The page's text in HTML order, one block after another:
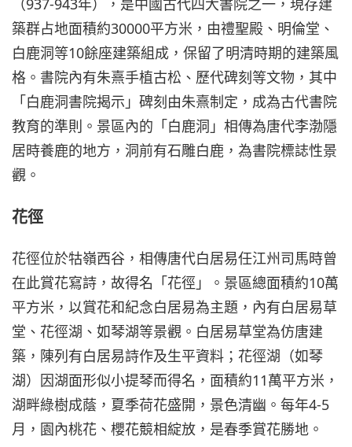
築群占地面積約30000平方米，由禮聖殿、明倫堂、
白鹿洞等10餘座建築組成，保留了明清時期的建築風
格。書院內有朱熹手植古松、歷代碑刻等文物，其中
「白鹿洞書院揭示」碑刻由朱熹制定，成為古代書院
教育的準則。景區內的「白鹿洞」相傳為唐代李渤隱
居時養鹿的地方，洞前有石雕白鹿，為書院標誌性景
觀。
花徑
花徑位於牯嶺西谷，相傳唐代白居易任江州司馬時曾
在此賞花寫詩，故得名「花徑」。景區總面積約10萬
平方米，以賞花和紀念白居易為主題，內有白居易草
堂、花徑湖、如琴湖等景觀。白居易草堂為仿唐建
築，陳列有白居易詩作及生平資料；花徑湖（如琴
湖）因湖面形似小提琴而得名，面積約11萬平方米，
湖畔綠樹成蔭，夏季荷花盛開，景色清幽。每年4-5
月，園內桃花、櫻花競相綻放，是春季賞花勝地。